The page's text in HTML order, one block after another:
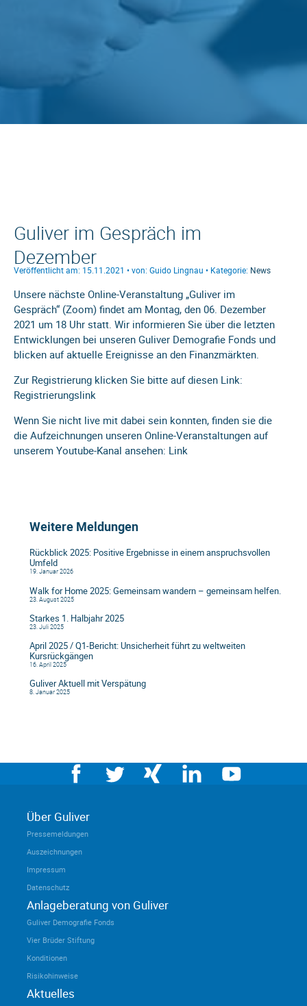
Guliver im Gespräch im
Dezember
Veröffentlicht am: 15.11.2021 • von: Guido Lingnau • Kategorie: News
Unsere nächste Online-Veranstaltung „Guliver im
Gespräch“ (Zoom) findet am Montag, den 06. Dezember
2021 um 18 Uhr statt. Wir informieren Sie über die letzten
Entwicklungen bei unseren Guliver Demografie Fonds und
blicken auf aktuelle Ereignisse an den Finanzmärkten.
Zur Registrierung klicken Sie bitte auf diesen Link:
Registrierungslink
Wenn Sie nicht live mit dabei sein konnten, finden sie die
die Aufzeichnungen unseren Online-Veranstaltungen auf
unserem Youtube-Kanal ansehen: Link
Weitere Meldungen
Rückblick 2025: Positive Ergebnisse in einem anspruchsvollen
Umfeld
19. Januar 2026
Walk for Home 2025: Gemeinsam wandern – gemeinsam helfen.
23. August 2025
Starkes 1. Halbjahr 2025
23. Juli 2025
April 2025 / Q1-Bericht: Unsicherheit führt zu weltweiten
Kursrückgängen
16. April 2025
Guliver Aktuell mit Verspätung
8. Januar 2025
Über Guliver
Pressemeldungen
Auszeichnungen
Impressum
Datenschutz
Anlageberatung von Guliver
Guliver Demografie Fonds
Vier Brüder Stiftung
Konditionen
Risikohinweise
Aktuelles